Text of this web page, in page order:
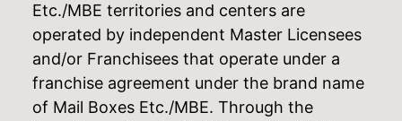
Etc./MBE territories and centers are
operated by independent Master Licensees
and/or Franchisees that operate under a
franchise agreement under the brand name
of Mail Boxes Etc./MBE. Through the